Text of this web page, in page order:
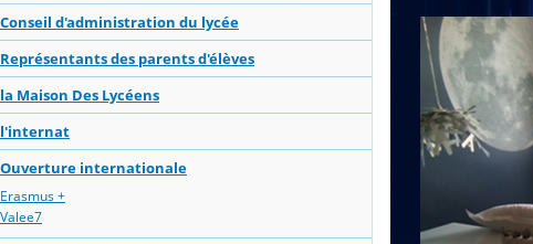
Conseil d'administration du lycée
Représentants des parents d'élèves
la Maison Des Lycéens
l'internat
Ouverture internationale
Erasmus +
Valee7